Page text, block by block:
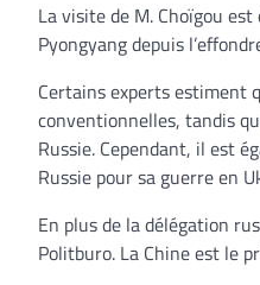
La visite de M. Choïgou
Pyongyang depuis
Certains experts estiment
conventionnelles, tandis
Russie. Cependant, il est
Russie pour sa guerre en
En plus de la délégation
Politburo. La Chine est le